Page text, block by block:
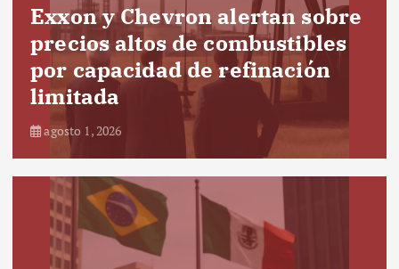
Exxon y Chevron alertan sobre
precios altos de combustibles
por capacidad de refinación
limitada
agosto 1, 2026